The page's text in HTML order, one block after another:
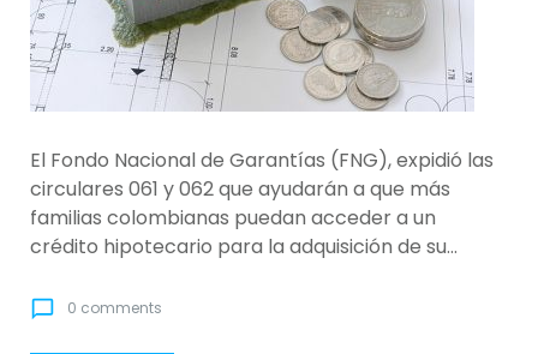
El Fondo Nacional de Garantías (FNG), expidió las
circulares 061 y 062 que ayudarán a que más
familias colombianas puedan acceder a un
crédito hipotecario para la adquisición de su…
chat_bubble_outline 0 comments